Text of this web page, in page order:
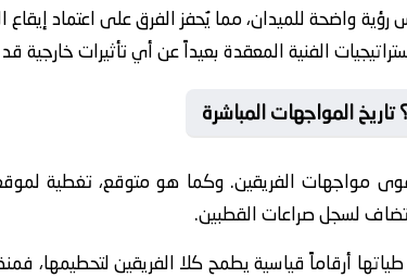
واضحة للميدان، مما يُحفز الفرق على اعتماد إيقاع
الفنية المعقدة بعيداً عن أي تأثيرات خارجية
المواجهات المباشرة
مواجهات الفريقين. وكما هو متوقع، تغطية
تضاف لسجل صراعات القطبين.
أرقاماً قياسية يطمح كلا الفريقين